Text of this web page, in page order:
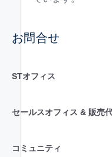
お問合せ
STオフィス
セールスオフィス & 販売
コミュニティ